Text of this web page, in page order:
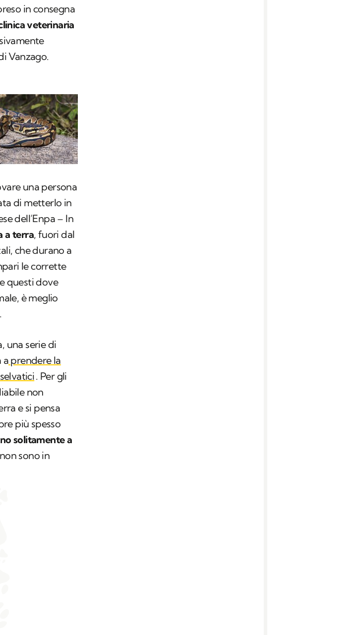
in consegna
veterinaria
Vanzago.
una persona
di metterlo in
dell’Enpa – In
a terra, fuori dal
che durano a
le corrette
questi dove
è meglio
una serie di
a prendere la
. Per gli
non
e si pensa
più spesso
solitamente a
sono in